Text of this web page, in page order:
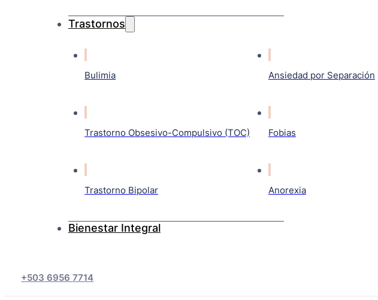
Trastornos
Bulimia Ansiedad por Separación
Trastorno Obsesivo-Compulsivo (TOC) Fobias
Trastorno Bipolar Anorexia
Bienestar Integral
+503 6956 7714